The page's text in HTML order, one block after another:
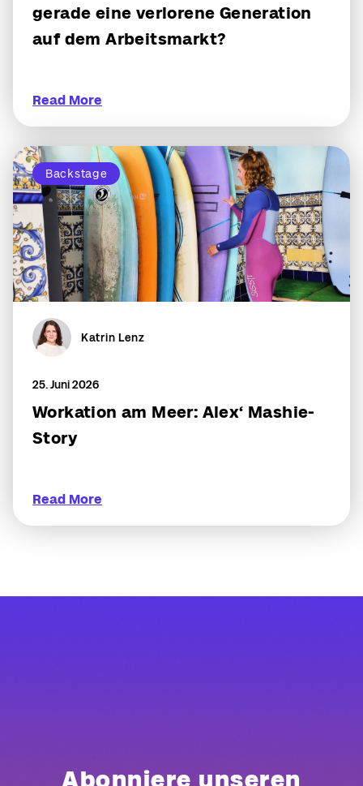
gerade eine verlorene Generation
auf dem Arbeitsmarkt?
Read More
Backstage
Katrin Lenz
25. Juni 2026
Workation am Meer: Alex‘ Mashie-
Story
Read More
Abonniere unseren